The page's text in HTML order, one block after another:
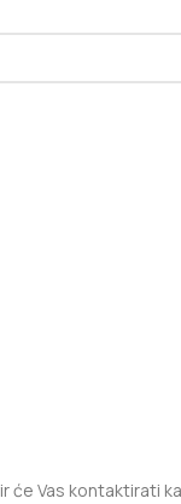
će Vas kontaktirati